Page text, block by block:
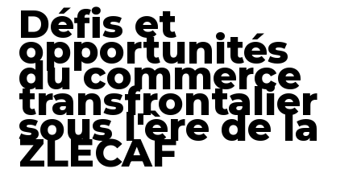
Défis et
opportunités
du commerce
transfrontalier
sous l'ère de la
ZLECAF